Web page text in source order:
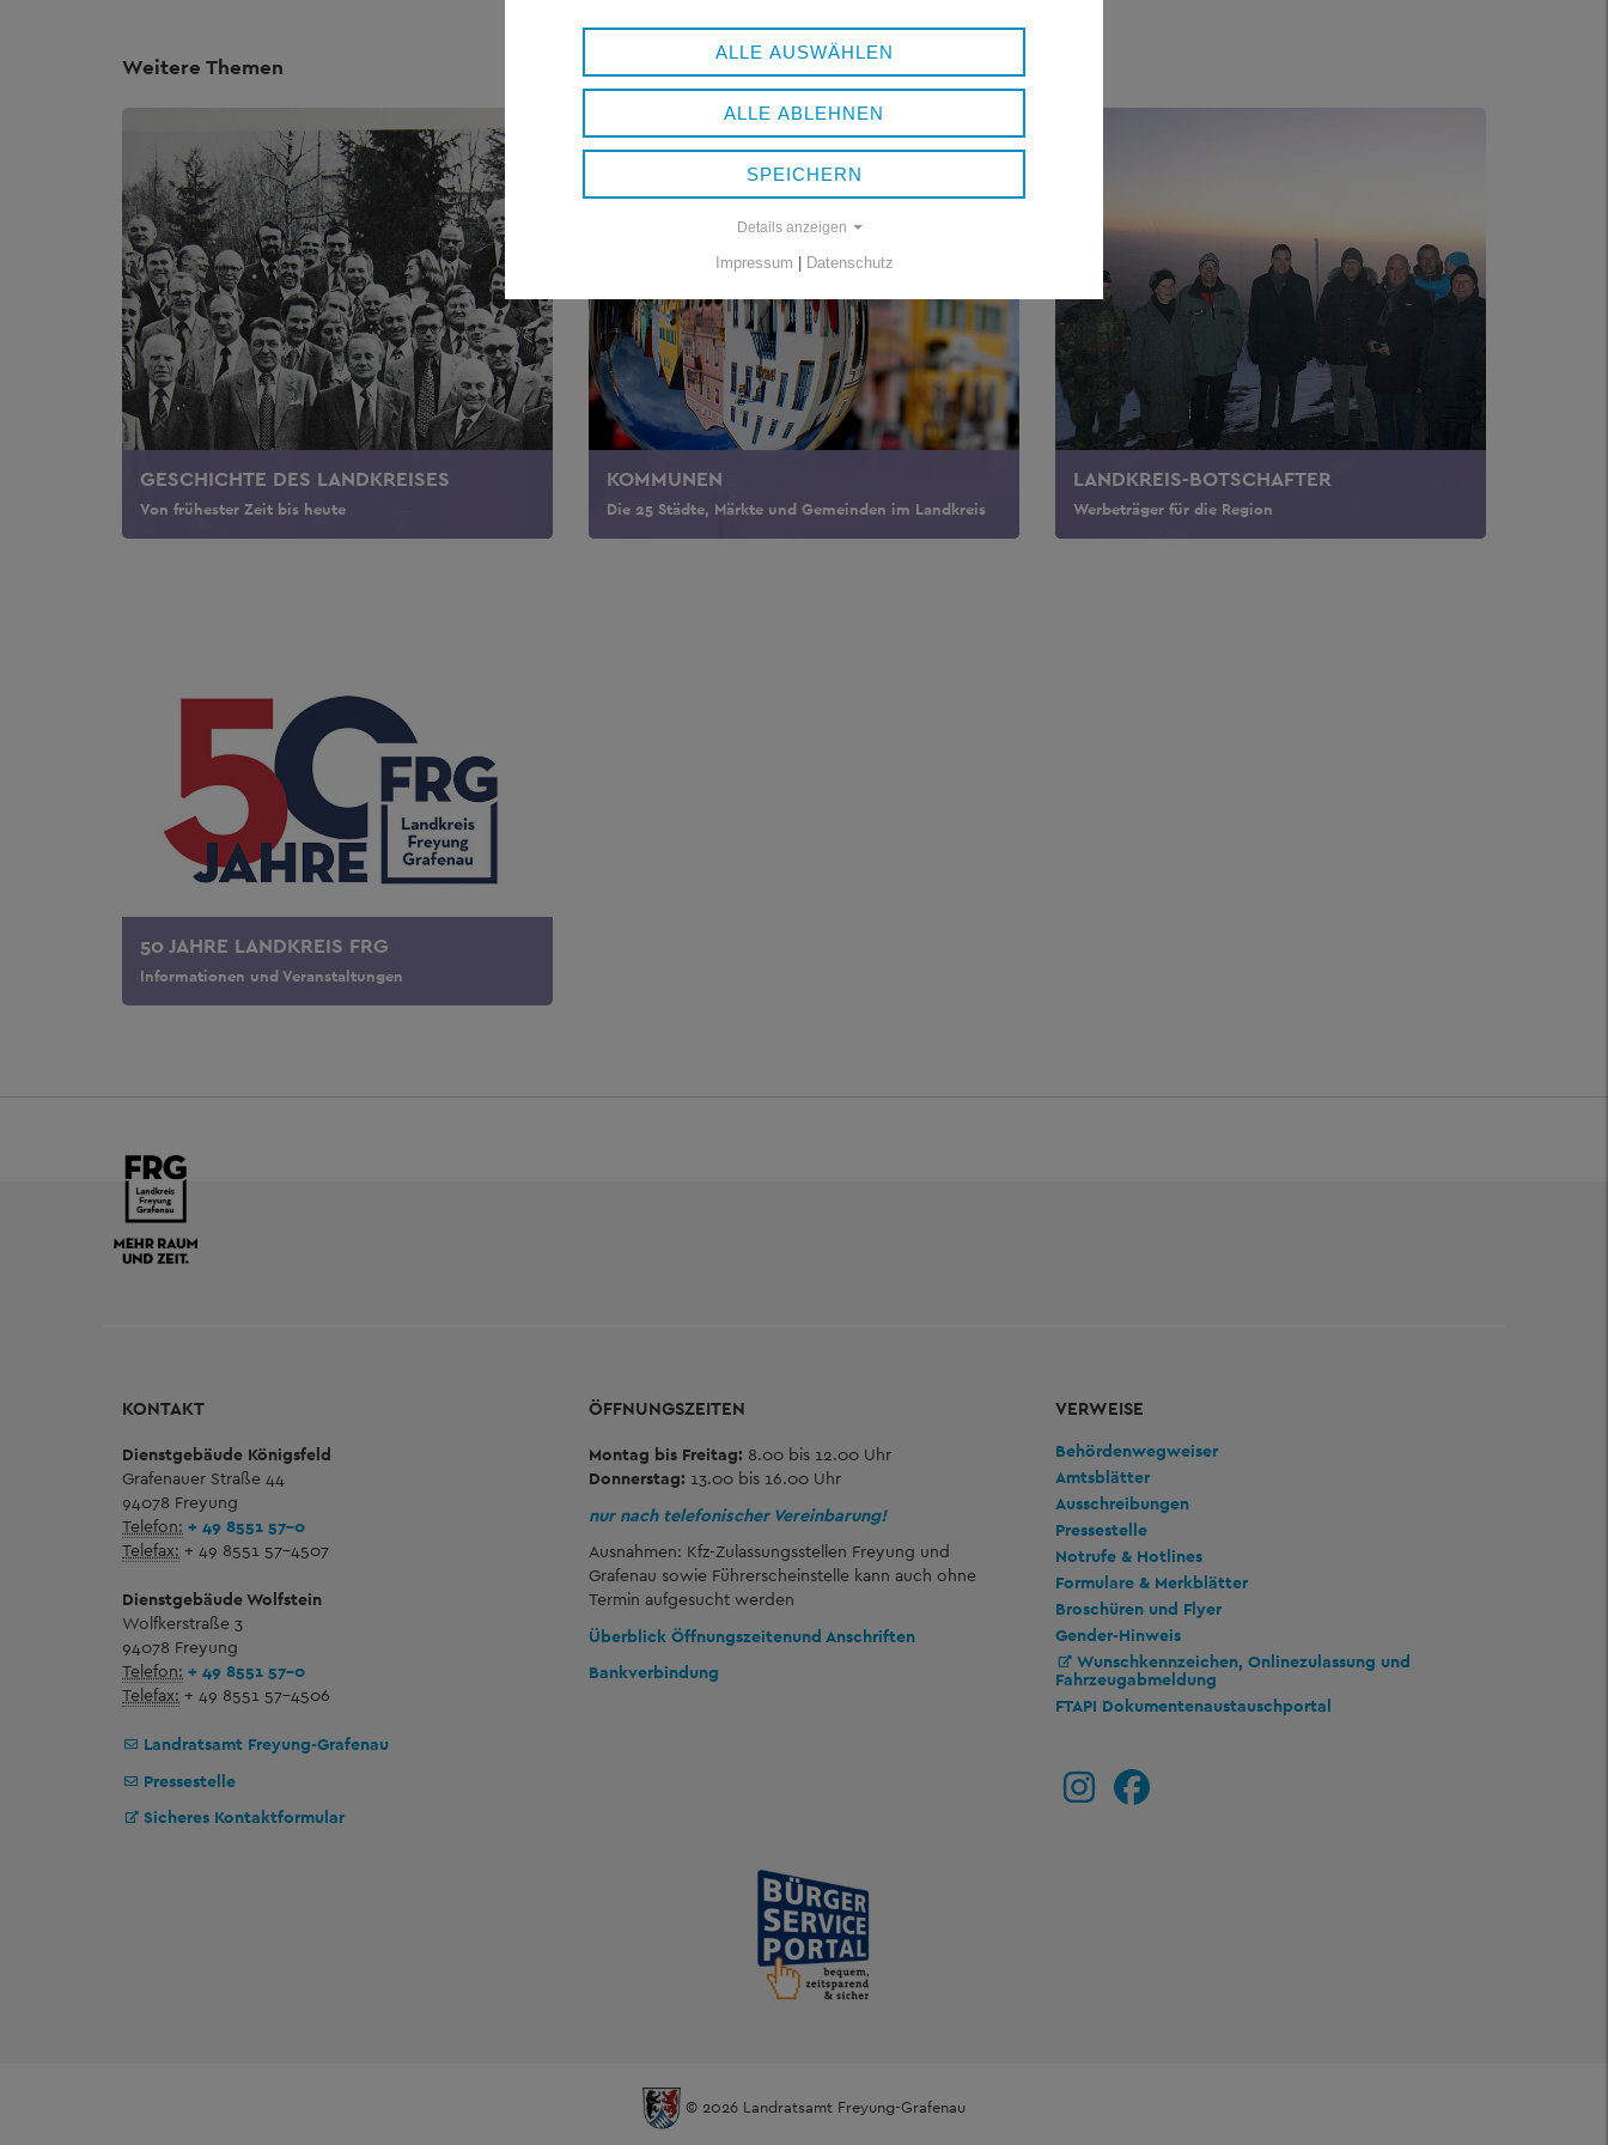
Weitere Themen
GESCHICHTE DES LANDKREISES
Von frühester Zeit bis heute
KOMMUNEN
Die 25 Städte, Märkte und Gemeinden im Landkreis
LANDKREIS-BOTSCHAFTER
Werbeträger für die Region
50 JAHRE LANDKREIS FRG
Informationen und Veranstaltungen
KONTAKT
Dienstgebäude Königsfeld
Grafenauer Straße 44
94078 Freyung
Telefon: + 49 8551 57-0
Telefax: + 49 8551 57-4507
Dienstgebäude Wolfstein
Wolfkerstraße 3
94078 Freyung
Telefon: + 49 8551 57-0
Telefax: + 49 8551 57-4506
Landratsamt Freyung-Grafenau
Pressestelle
Sicheres Kontaktformular
ÖFFNUNGSZEITEN
Montag bis Freitag: 8.00 bis 12.00 Uhr
Donnerstag: 13.00 bis 16.00 Uhr
nur nach telefonischer Vereinbarung!
Ausnahmen: Kfz-Zulassungsstellen Freyung und
Grafenau sowie Führerscheinstelle kann auch ohne
Termin aufgesucht werden
Überblick Öffnungszeitenund Anschriften
Bankverbindung
VERWEISE
Behördenwegweiser
Amtsblätter
Ausschreibungen
Pressestelle
Notrufe & Hotlines
Formulare & Merkblätter
Broschüren und Flyer
Gender-Hinweis
Wunschkennzeichen, Onlinezulassung und
Fahrzeugabmeldung
FTAPI Dokumentenaustauschportal
© 2026 Landratsamt Freyung-Grafenau
ALLE AUSWÄHLEN
ALLE ABLEHNEN
SPEICHERN
Details anzeigen
Impressum Datenschutz